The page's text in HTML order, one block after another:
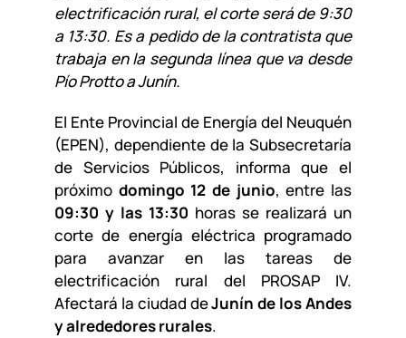
electrificación rural, el corte será de 9:30
a 13:30. Es a pedido de la contratista que
trabaja en la segunda línea que va desde
Pío Protto a Junín.
El Ente Provincial de Energía del Neuquén
(EPEN), dependiente de la Subsecretaría
de Servicios Públicos, informa que el
próximo domingo 12 de junio, entre las
09:30 y las 13:30 horas se realizará un
corte de energía eléctrica programado
para avanzar en las tareas de
electrificación rural del PROSAP IV.
Afectará la ciudad deJunín de los Andes
y alrededores rurales.